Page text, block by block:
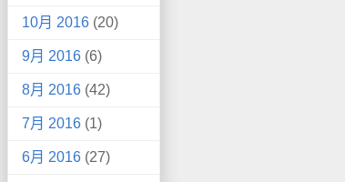
10月 2016 (20)
9月 2016 (6)
8月 2016 (42)
7月 2016 (1)
6月 2016 (27)